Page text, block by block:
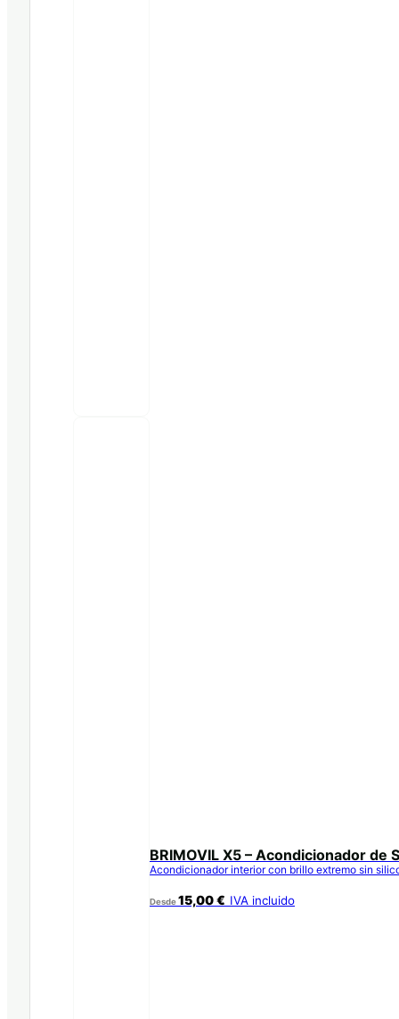
BRIMOVIL X5 – Acondicionador
Acondicionador interior con brillo extremo sin
Desde15,00€ IVA incluido